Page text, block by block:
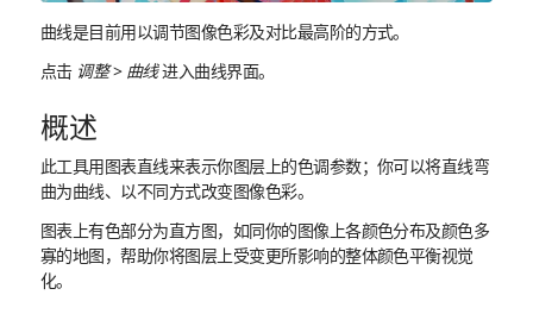
曲线是目前用以调节图像色彩及对比最高阶的方式。
点击 调整> 曲线进入曲线界面。
概述
此工具用图表直线来表示你图层上的色调参数；你可以将直线弯
曲为曲线、以不同方式改变图像色彩。
图表上有色部分为直方图，如同你的图像上各颜色分布及颜色多
寡的地图，帮助你将图层上受变更所影响的整体颜色平衡视觉
化。